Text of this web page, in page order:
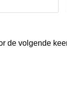
de volgende